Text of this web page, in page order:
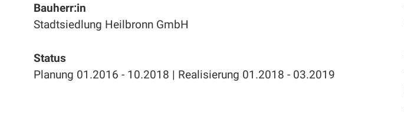
Bauherr:in
Stadtsiedlung Heilbronn GmbH
Status
Planung 01.2016 - 10.2018 | Realisierung 01.2018 - 03.2019